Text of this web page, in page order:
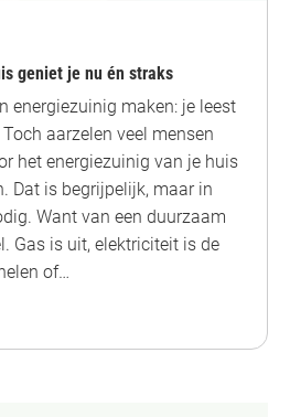
geniet je nu én straks
energiezuinig maken: je leest
aarzelen veel mensen
het energiezuinig van je huis
Dat is begrijpelijk, maar in
Want van een duurzaam
Gas is uit, elektriciteit is de
of…